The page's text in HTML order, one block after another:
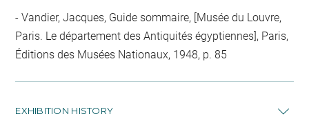
Vandier, Jacques, Guide sommaire, [Musée du Louvre,
Paris. Le département des Antiquités égyptiennes], Paris,
Éditions des Musées Nationaux, 1948, p. 85
EXHIBITION HISTORY